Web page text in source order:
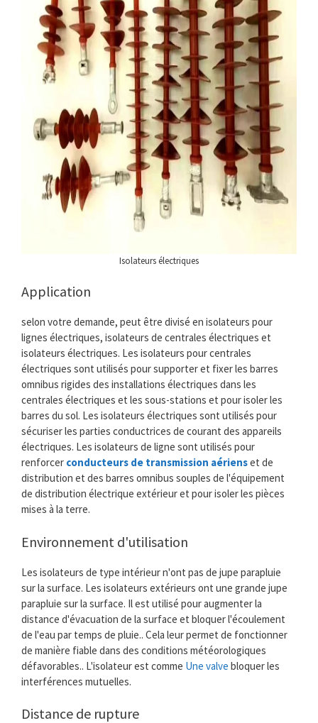
Isolateurs électriques
Application
selon votre demande, peut être divisé en isolateurs pour
lignes électriques, isolateurs de centrales électriques et
isolateurs électriques. Les isolateurs pour centrales
électriques sont utilisés pour supporter et fixer les barres
omnibus rigides des installations électriques dans les
centrales électriques et les sous-stations et pour isoler les
barres du sol. Les isolateurs électriques sont utilisés pour
sécuriser les parties conductrices de courant des appareils
électriques. Les isolateurs de ligne sont utilisés pour
renforcer conducteurs de transmission aérienset de
distribution et des barres omnibus souples de l'équipement
de distribution électrique extérieur et pour isoler les pièces
mises à la terre.
Environnement d'utilisation
Les isolateurs de type intérieur n'ont pas de jupe parapluie
sur la surface. Les isolateurs extérieurs ont une grande jupe
parapluie sur la surface. Il est utilisé pour augmenter la
distance d'évacuation de la surface et bloquer l'écoulement
de l'eau par temps de pluie.. Cela leur permet de fonctionner
de manière fiable dans des conditions météorologiques
défavorables.. L'isolateur est comme Une valve bloquer les
interférences mutuelles.
Distance de rupture